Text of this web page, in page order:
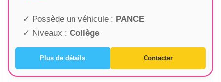
✓ Possède un véhicule : PANCE
✓ Niveaux : Collège
Plus de détails Contacter